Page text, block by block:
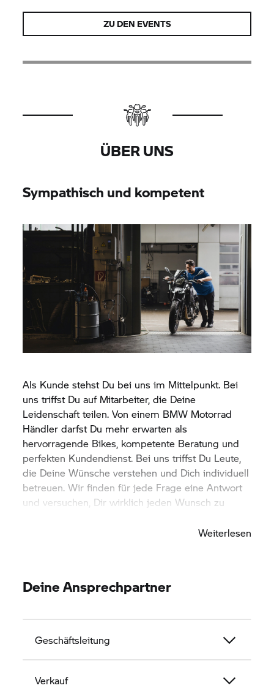
ZU DEN EVENTS
ÜBER UNS
Sympathisch und kompetent
Als Kunde stehst Du bei uns im Mittelpunkt. Bei
uns triffst Du auf Mitarbeiter, die Deine
Leidenschaft teilen. Von einem BMW Motorrad
Händler darfst Du mehr erwarten als
hervorragende Bikes, kompetente Beratung und
perfekten Kundendienst. Bei uns triffst Du Leute,
die Deine Wünsche verstehen und Dich individuell
betreuen. Wir finden für jede Frage eine Antwort
und versuchen, Dir wirklich jeden Wunsch zu
Weiterlesen
Deine Ansprechpartner
Geschäftsleitung
Verkauf